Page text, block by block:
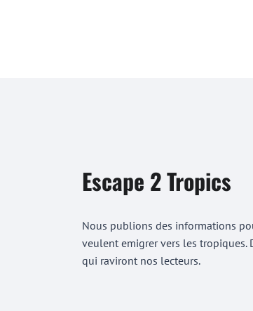
Escape 2 Tropics
Nous publions des informations
veulent emigrer vers les tropiques.
qui raviront nos lecteurs.